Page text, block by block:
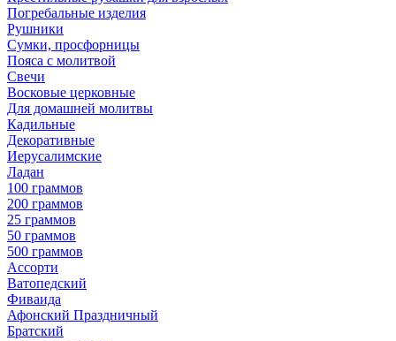
Погребальные изделия
Рушники
Сумки, просфорницы
Пояса с молитвой
Свечи
Восковые церковные
Для домашней молитвы
Кадильные
Декоративные
Иерусалимские
Ладан
100 граммов
200 граммов
25 граммов
50 граммов
500 граммов
Ассорти
Ватопедский
Фиваида
Афонский Праздничный
Братский